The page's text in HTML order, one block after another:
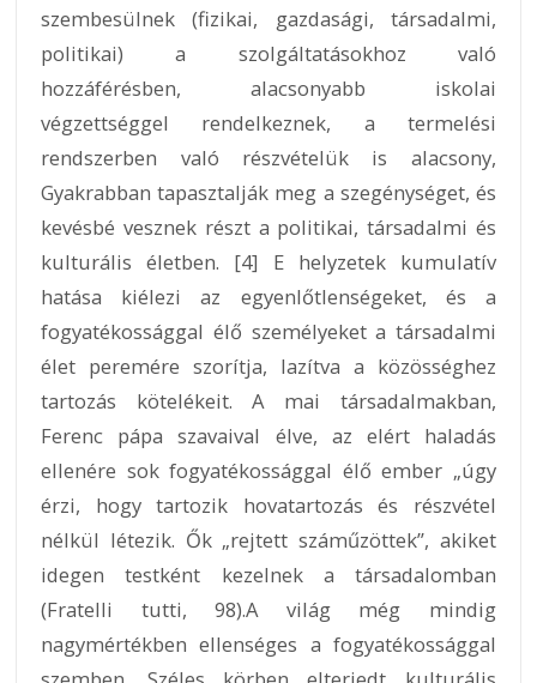
szembesülnek (fizikai, gazdasági, társadalmi,
politikai) a szolgáltatásokhoz való
hozzáférésben, alacsonyabb iskolai
végzettséggel rendelkeznek, a termelési
rendszerben való részvételük is alacsony,
Gyakrabban tapasztalják meg a szegénységet, és
kevésbé vesznek részt a politikai, társadalmi és
kulturális életben. [4] E helyzetek kumulatív
hatása kiélezi az egyenlőtlenségeket, és a
fogyatékossággal élő személyeket a társadalmi
élet peremére szorítja, lazítva a közösséghez
tartozás kötelékeit. A mai társadalmakban,
Ferenc pápa szavaival élve, az elért haladás
ellenére sok fogyatékossággal élő ember „úgy
érzi, hogy tartozik hovatartozás és részvétel
nélkül létezik. Ők „rejtett száműzöttek”, akiket
idegen testként kezelnek a társadalomban
(Fratelli tutti, 98).A világ még mindig
nagymértékben ellenséges a fogyatékossággal